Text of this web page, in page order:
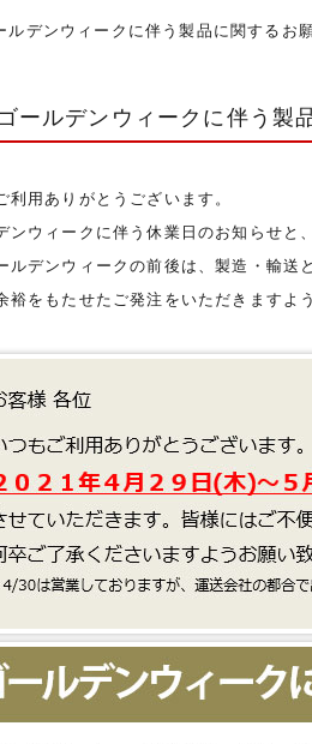
デンウィークに伴う製品に関する
ルデンウィークに伴う製
利用ありがとうございます。
ンウィークに伴う休業日のお知らせと
ルデンウィークの前後は、製造・輸送
裕をもたせたご発注をいただきますよ